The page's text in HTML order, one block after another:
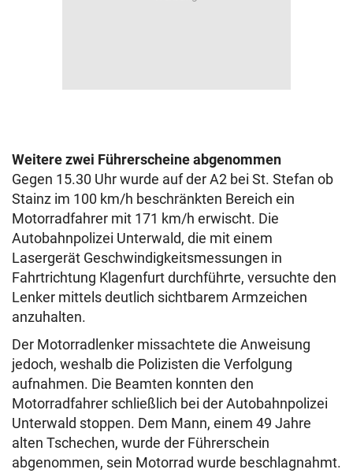
Weitere zwei Führerscheine abgenommen
Gegen 15.30 Uhr wurde auf der A2 bei St. Stefan ob
Stainz im 100 km/h beschränkten Bereich ein
Motorradfahrer mit 171 km/h erwischt. Die
Autobahnpolizei Unterwald, die mit einem
Lasergerät Geschwindigkeitsmessungen in
Fahrtrichtung Klagenfurt durchführte, versuchte den
Lenker mittels deutlich sichtbarem Armzeichen
anzuhalten.
Der Motorradlenker missachtete die Anweisung
jedoch, weshalb die Polizisten die Verfolgung
aufnahmen. Die Beamten konnten den
Motorradfahrer schließlich bei der Autobahnpolizei
Unterwald stoppen. Dem Mann, einem 49 Jahre
alten Tschechen, wurde der Führerschein
abgenommen, sein Motorrad wurde beschlagnahmt.